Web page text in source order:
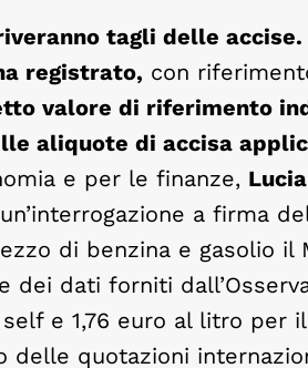
tagli delle accise.
registrato, con
valore di riferimento
aliquote di accisa
e per le finanze,
a firma
di benzina e gasolio il
dei dati forniti
e 1,76 euro al litro per
delle quotazioni